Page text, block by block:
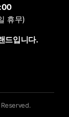
휴무)
드입니다.